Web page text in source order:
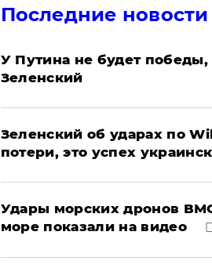
Последние новости
У Путина не будет победы,
Зеленский
Зеленский об ударах по
потери, это успех
Удары морских дронов
море показали на видео